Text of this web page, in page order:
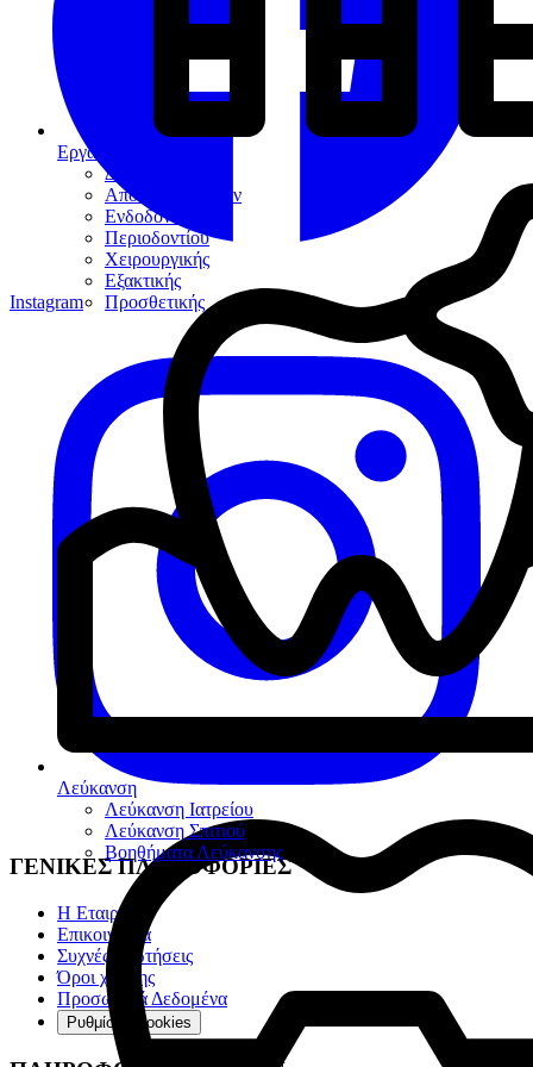
Εργαλεία
Διαγνωστικά
Αποκαταστάσεων
Ενδοδοντίας
Περιοδοντίου
Χειρουργικής
Εξακτικής
Προσθετικής
Λεύκανση
Λεύκανση Ιατρείου
Λεύκανση Σπιτιού
Βοηθήματα Λεύκανσης
Instagram
ΓΕΝΙΚΕΣ ΠΛΗΡΟΦΟΡΙΕΣ
Η Εταιρία
Επικοινωνία
Συχνές ερωτήσεις
Όροι χρήσης
Προσωπικά Δεδομένα
Ρυθμίσεις cookies